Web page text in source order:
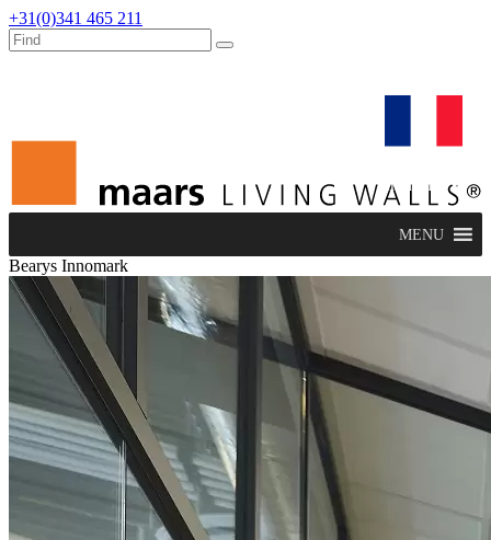
+31(0)341 465 211
français
MENU
Bearys Innomark